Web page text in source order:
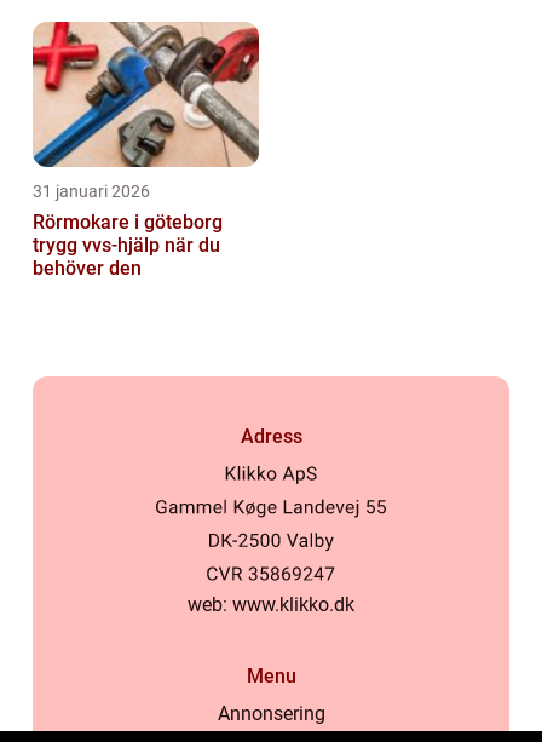
31 januari 2026
Rörmokare i göteborg
trygg vvs-hjälp när du
behöver den
Adress
web: www.klikko.dk
Menu
Annonsering